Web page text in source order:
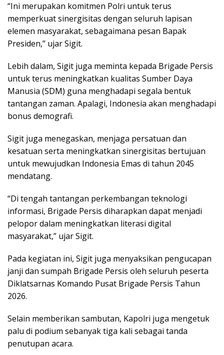
“Ini merupakan komitmen Polri untuk terus
memperkuat sinergisitas dengan seluruh lapisan
elemen masyarakat, sebagaimana pesan Bapak
Presiden,” ujar Sigit.
Lebih dalam, Sigit juga meminta kepada Brigade Persis
untuk terus meningkatkan kualitas Sumber Daya
Manusia (SDM) guna menghadapi segala bentuk
tantangan zaman. Apalagi, Indonesia akan menghadapi
bonus demografi.
Sigit juga menegaskan, menjaga persatuan dan
kesatuan serta meningkatkan sinergisitas bertujuan
untuk mewujudkan Indonesia Emas di tahun 2045
mendatang.
“Di tengah tantangan perkembangan teknologi
informasi, Brigade Persis diharapkan dapat menjadi
pelopor dalam meningkatkan literasi digital
masyarakat,” ujar Sigit.
Pada kegiatan ini, Sigit juga menyaksikan pengucapan
janji dan sumpah Brigade Persis oleh seluruh peserta
Diklatsarnas Komando Pusat Brigade Persis Tahun
2026.
Selain memberikan sambutan, Kapolri juga mengetuk
palu di podium sebanyak tiga kali sebagai tanda
penutupan acara.